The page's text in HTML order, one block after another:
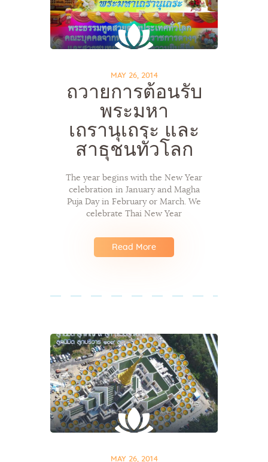
MAY 26, 2014
ถวายการต้อนรับ
พระมหา
เถรานุเถระ และ
สาธุชนทั่วโลก
The year begins with the New Year
celebration in January and Magha
Puja Day in February or March. We
celebrate Thai New Year
Read More
MAY 26, 2014